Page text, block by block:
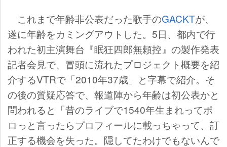
これまで年齢非公表だった歌手のGACKTが、
遂に年齢をカミングアウトした。5日、都内で行
われた初主演舞台『眠狂四郎無頼控』の製作発表
記者会見で、冒頭に流れたプロジェクト概要を紹
介するVTRで「2010年37歳」と字幕で紹介。そ
の後の質疑応答で、報道陣から年齢は初公表かと
問われると「昔のライブで1540年生まれってポ
ロっと言ったらプロフィールに載っちゃって、訂
正する機会を失った。隠してたわけでもないんで